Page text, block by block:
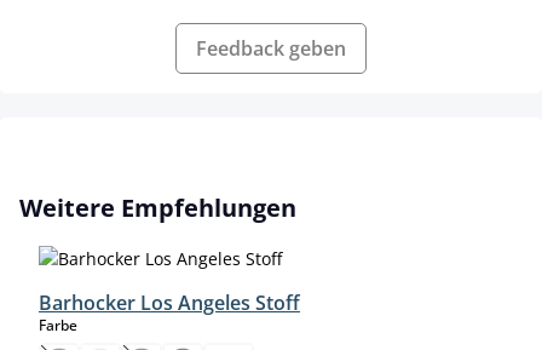
Feedback geben
Produktgalerie überspringen
Weitere Empfehlungen
Barhocker Los Angeles Stoff
Farbeauswählen